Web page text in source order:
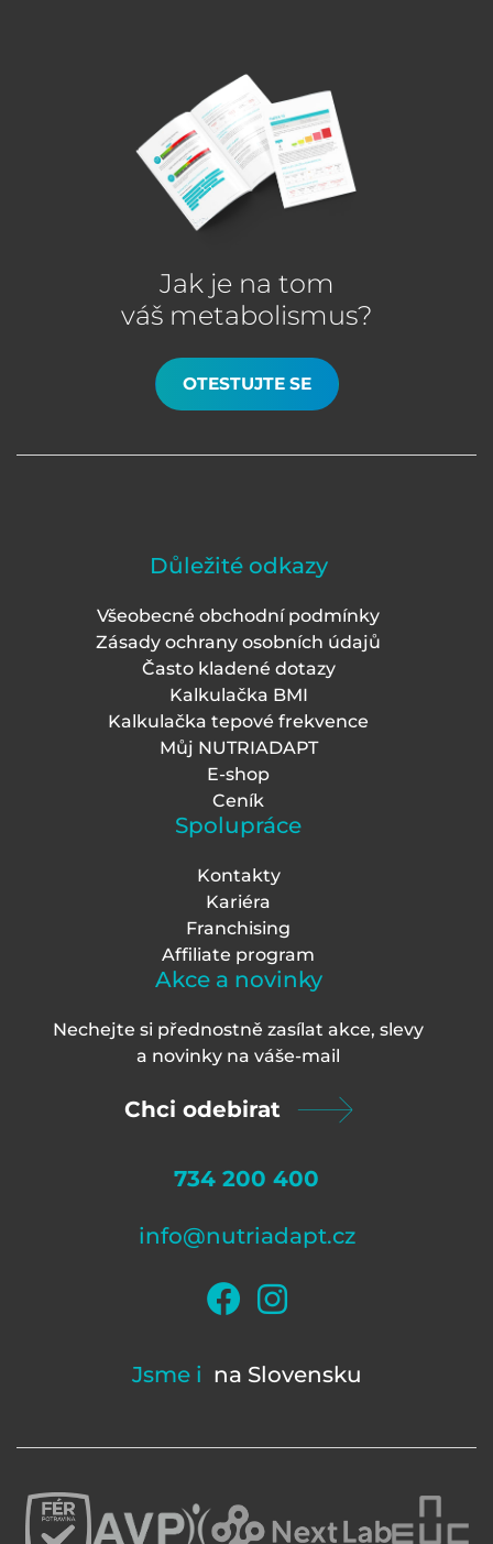
Jak je na tom
váš metabolismus?
OTESTUJTE SE
Důležité odkazy
Všeobecné obchodní podmínky
Zásady ochrany osobních údajů
Často kladené dotazy
Kalkulačka BMI
Kalkulačka tepové frekvence
Můj NUTRIADAPT
E-shop
Ceník
Spolupráce
Kontakty
Kariéra
Franchising
Affiliate program
Akce a novinky
Nechejte si přednostně zasílat akce, slevy
a novinky na váše-mail
Chci odebirat
734 200 400
info@nutriadapt.cz
Jsme i na Slovensku